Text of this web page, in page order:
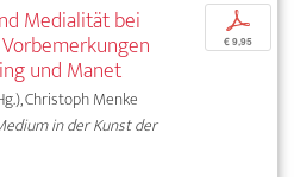
Medialität bei
und Manet
Christoph Menke
in der Kunst der
p
€ 9,95